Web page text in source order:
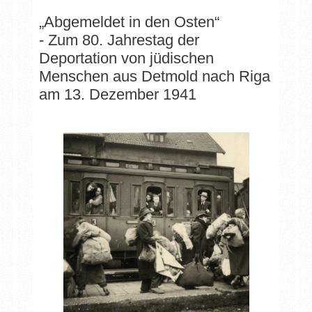
„Abgemeldet in den Osten“
- Zum 80. Jahrestag der
Deportation von jüdischen
Menschen aus Detmold nach Riga
am 13. Dezember 1941